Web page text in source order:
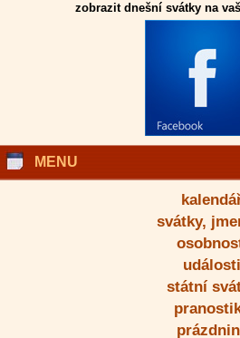
zobrazit dnešní svátky na
MENU
svátky,
události
státní